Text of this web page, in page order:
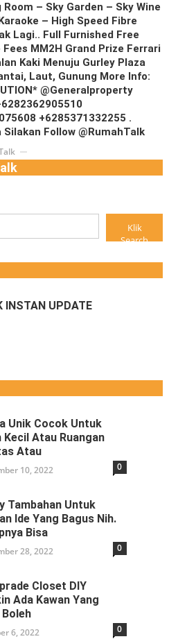
– Sky Garden – Sky Wine
– High Speed Fibre
Lagi.. Full Furnished Free
MM2H Grand Prize Ferrari
Kaki Menuju Gurley Plaza
Laut, Gunung More Info:
@generalproperty
+6285371332255 .
Follow @RumahTalk
Klik
Search
INSTAN UPDATE
Unik Cocok Untuk
Kecil Atau Ruangan
Atau
10, 2022 0
Tambahan Untuk
Ide Yang Bagus Nih.
Bisa
28, 2022 0
Closet DIY
Ada Kawan Yang
6, 2022 0